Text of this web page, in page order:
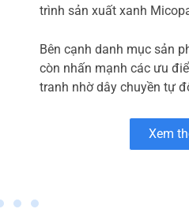
trình sản xuất xanh
Bên cạnh danh mục sản
còn nhấn mạnh các ưu
tranh nhờ dây chuyền tự
Xem